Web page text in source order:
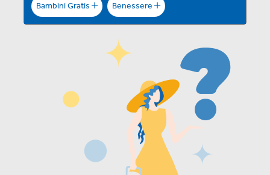
Bambini Gratis Benessere